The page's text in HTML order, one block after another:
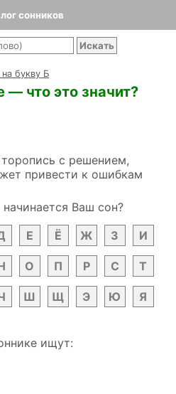
сонников
букву Б
— что это значит?
с решением,
привести к ошибкам
Ваш сон?
Е Ё Ж З И
О П Р С Т
Ш Щ Э Ю Я
ищут: